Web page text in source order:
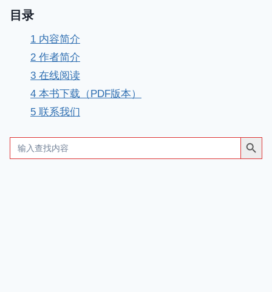
目录
1 内容简介
2 作者简介
3 在线阅读
4 本书下载（PDF版本）
5 联系我们
Search
for:
搜索按钮